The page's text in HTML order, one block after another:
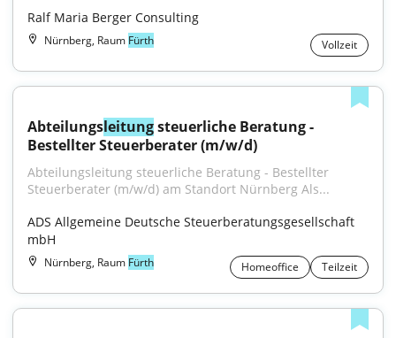
Ralf Maria Berger Consulting
Nürnberg, Raum Fürth Vollzeit
Abteilungsleitung steuerliche Beratung -
Bestellter Steuerberater (m/w/d)
Abteilungsleitung steuerliche Beratung - Bestellter
Steuerberater (m/w/d) am Standort Nürnberg Als...
ADS Allgemeine Deutsche Steuerberatungsgesellschaft
mbH
Nürnberg, Raum Fürth Homeoffice Teilzeit